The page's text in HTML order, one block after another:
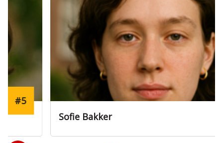
Sofie Bakker
#4